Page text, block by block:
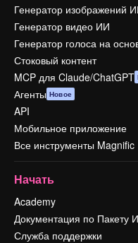
Генератор изображений
Генератор видео ИИ
Генератор голоса на
Стоковый контент
MCP для Claude/ChatGPT
Агенты Новое
API
Мобильное приложение
Все инструменты Magnific
Начать
Academy
Документация по Пакету
Служба поддержки